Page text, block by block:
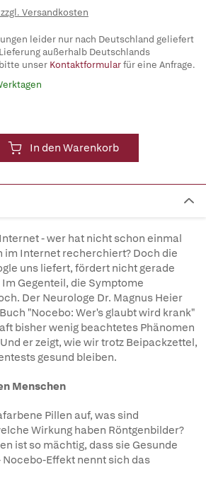
Versandkosten
leider nur nach Deutschland geliefert
außerhalb Deutschlands
unser Kontaktformularfür eine Anfrage.
In den Warenkorb
- wer hat nicht schon einmal
im Internet recherchiert? Doch die
uns liefert, fördert nicht gerade
Gegenteil, die Symptome
Der Neurologe Dr. Magnus Heier
"Nocebo: Wer's glaubt wird krank"
bisher wenig beachtetes Phänomen
er zeigt, wie wir trotz Beipackzettel,
gesund bleiben.
Menschen
Pillen auf, was sind
Wirkung haben Röntgenbilder?
ist so mächtig, dass sie Gesunde
Effekt nennt sich das